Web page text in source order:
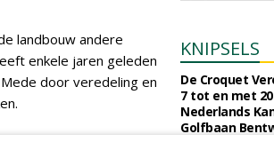
landbouw andere
enkele jaren geleden
door veredeling en
KNIPSELS
De Croquet
7 tot en met
Nederlands
Golfbaan